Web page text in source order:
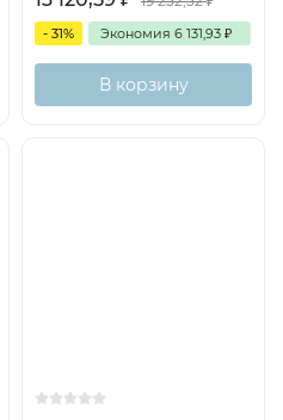
- 31% Экономия 6 131,93 ₽
В корзину